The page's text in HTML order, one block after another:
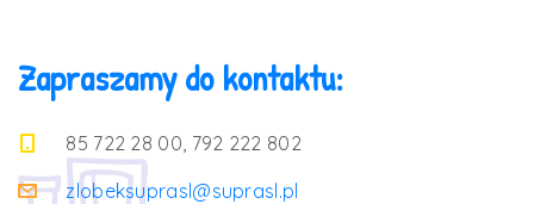
Zapraszamy do kontaktu:
85 722 28 00, 792 222 802
zlobeksuprasl@suprasl.pl